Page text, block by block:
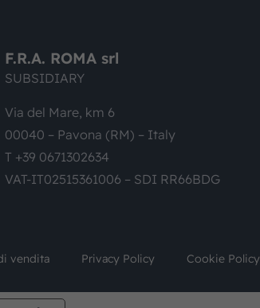
F.R.A. ROMA srl
SUBSIDIARY
Via del Mare, km 6
00040 – Pavona (RM) – Italy
T +39 0671302634
VAT-IT02515361006 – SDI RR66BDG
vendita Privacy Policy Cookie Policy